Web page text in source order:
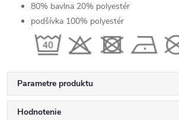
80% bavlna 20% polyestér
podšívka 100% polyestér
Parametre produktu
Hodnotenie